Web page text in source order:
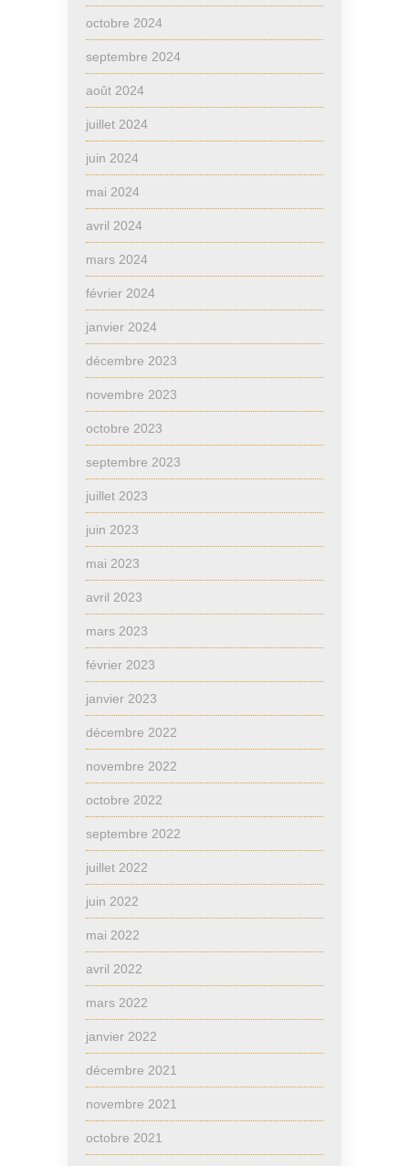
octobre 2024
septembre 2024
août 2024
juillet 2024
juin 2024
mai 2024
avril 2024
mars 2024
février 2024
janvier 2024
décembre 2023
novembre 2023
octobre 2023
septembre 2023
juillet 2023
juin 2023
mai 2023
avril 2023
mars 2023
février 2023
janvier 2023
décembre 2022
novembre 2022
octobre 2022
septembre 2022
juillet 2022
juin 2022
mai 2022
avril 2022
mars 2022
janvier 2022
décembre 2021
novembre 2021
octobre 2021